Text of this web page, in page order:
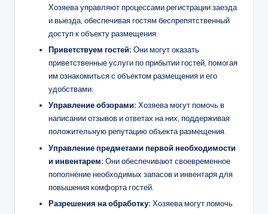
Хозяева управляют процессами регистрации заезда
и выезда, обеспечивая гостям беспрепятственный
доступ к объекту размещения.
Приветствуем гостей: Они могут оказать
приветственные услуги по прибытии гостей, помогая
им ознакомиться с объектом размещения и его
удобствами.
Управление обзорами: Хозяева могут помочь в
написании отзывов и ответах на них, поддерживая
положительную репутацию объекта размещения.
Управление предметами первой необходимости
и инвентарем: Они обеспечивают своевременное
пополнение необходимых запасов и инвентаря для
повышения комфорта гостей.
Разрешения на обработку: Хозяева могут помочь